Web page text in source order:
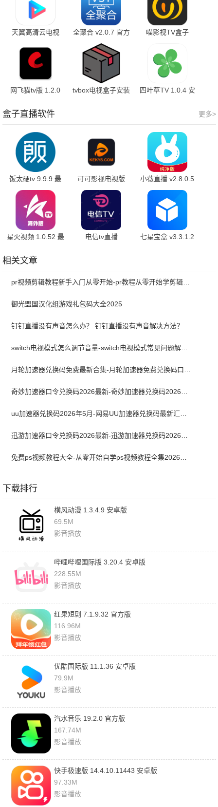
天翼高清云电视
全聚合 v2.0.7 官方
版
喵影视TV盒子
网飞猫tv版 1.2.0
tvbox电视盒子安装
四叶草TV 1.0.4 安
更多>
盒子直播软件
饭太硬tv 9.9.9 最
新版
可可影视电视版
1.2.1 官方版
小薇直播 v2.8.0.5
最新版
星火视频 1.0.52 最
电信tv直播
七星宝盒 v3.3.1.2
相关文章
pr视频剪辑教程新手入门从零开始-pr教程从零开始学剪辑全集免费
御光盟国汉化组游戏礼包码大全2025
钉钉直播没有声音怎么办？ 钉钉直播没有声音解决方法？
switch电视模式怎么调节音量-switch电视模式常见问题解决方案
下载排行
横风动漫 1.3.4.9 安卓版
69.5M
影音播放
哔哩哔哩国际版 3.20.4 安卓版
228.55M
影音播放
红果短剧 7.1.9.32 官方版
116.96M
影音播放
优酷国际版 11.1.36 安卓版
79.9M
影音播放
汽水音乐 19.2.0 官方版
167.74M
影音播放
快手极速版 14.4.10.11443 安卓版
97.33M
影音播放